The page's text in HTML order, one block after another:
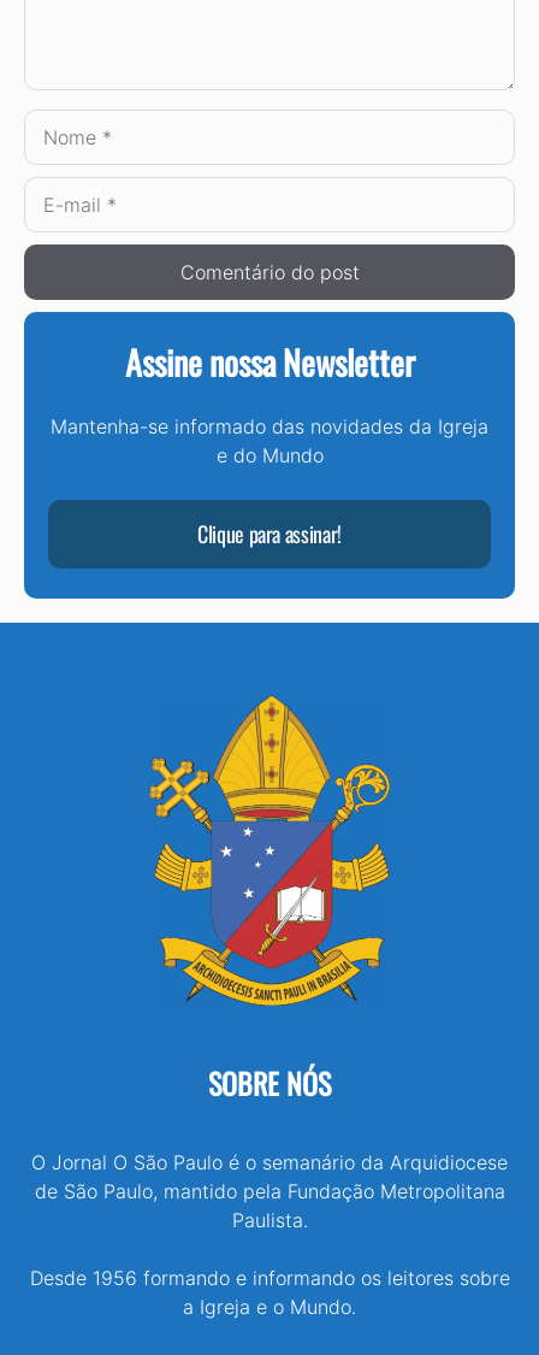
Nome
E-
mail
Assine nossa Newsletter
Mantenha-se informado das novidades da Igreja
e do Mundo
Clique para assinar!
SOBRE NÓS
O Jornal O São Paulo é o semanário da Arquidiocese
de São Paulo, mantido pela Fundação Metropolitana
Paulista.
Desde 1956 formando e informando os leitores sobre
a Igreja e o Mundo.